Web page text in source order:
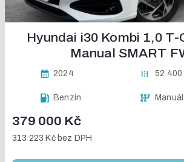
Hyundai i30 Kombi 1,0 T-
Manual SMART
2024 52 400
Benzín Manuál
379 000 Kč
313 223 Kčbez DPH